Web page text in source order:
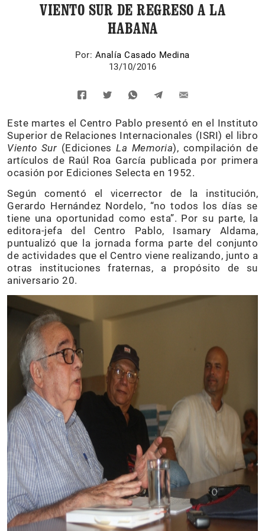
VIENTO SUR DE REGRESO A LA
HABANA
Por: Analía Casado Medina
13/10/2016
Este martes el Centro Pablo presentó en el Instituto
Superior de Relaciones Internacionales (ISRI) el libro
Viento Sur (EdicionesLa Memoria), compilación de
artículos de Raúl Roa García publicada por primera
ocasión por Ediciones Selecta en 1952.
Según comentó el vicerrector de la institución,
Gerardo Hernández Nordelo, “no todos los días se
tiene una oportunidad como esta”. Por su parte, la
editora-jefa del Centro Pablo, Isamary Aldama,
puntualizó que la jornada forma parte del conjunto
de actividades que el Centro viene realizando, junto a
otras instituciones fraternas, a propósito de su
aniversario 20.